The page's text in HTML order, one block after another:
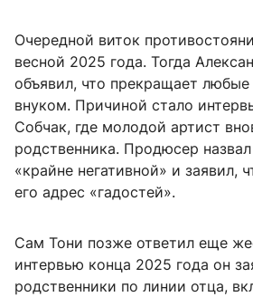
Очередной виток
весной 2025 года. Тогда
объявил, что прекращает любые
внуком. Причиной стало
Собчак, где молодой артист
родственника. Продюсер
«крайне негативной» и заявил,
его адрес «гадостей».
Сам Тони позже ответил еще
интервью конца 2025 года он
родственники по линии отца,